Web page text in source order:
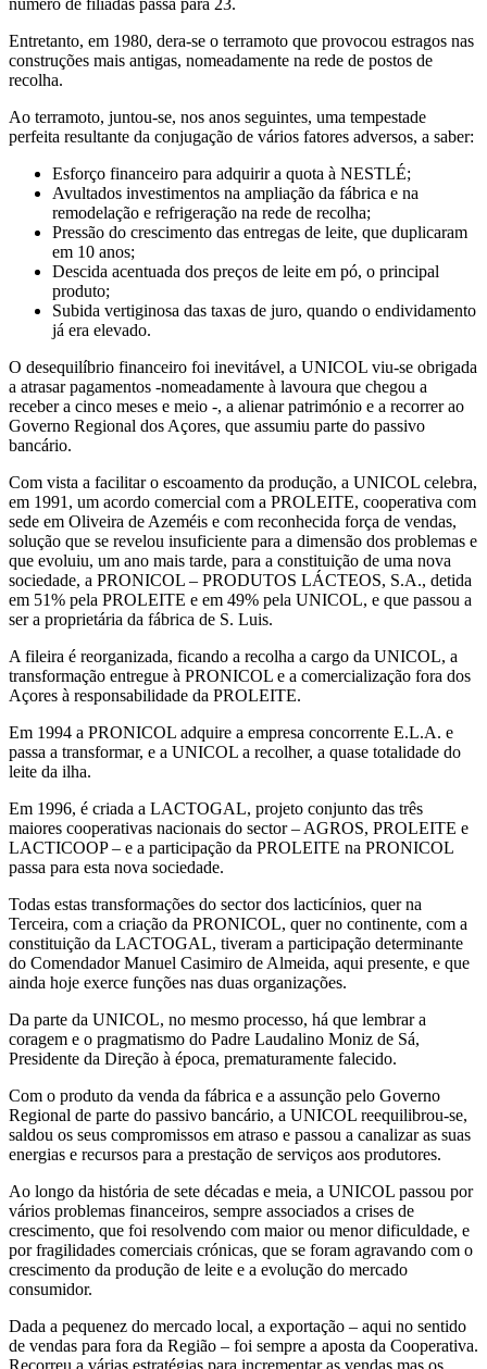
Entretanto, em 1980, dera-se o terramoto que provocou estragos nas
construções mais antigas, nomeadamente na rede de postos de
recolha.
Ao terramoto, juntou-se, nos anos seguintes, uma tempestade
perfeita resultante da conjugação de vários fatores adversos, a saber:
Esforço financeiro para adquirir a quota à NESTLÉ;
Avultados investimentos na ampliação da fábrica e na
remodelação e refrigeração na rede de recolha;
Pressão do crescimento das entregas de leite, que duplicaram
em 10 anos;
Descida acentuada dos preços de leite em pó, o principal
produto;
Subida vertiginosa das taxas de juro, quando o endividamento
já era elevado.
O desequilíbrio financeiro foi inevitável, a UNICOL viu-se obrigada
a atrasar pagamentos -nomeadamente à lavoura que chegou a
receber a cinco meses e meio -, a alienar património e a recorrer ao
Governo Regional dos Açores, que assumiu parte do passivo
bancário.
Com vista a facilitar o escoamento da produção, a UNICOL celebra,
em 1991, um acordo comercial com a PROLEITE, cooperativa com
sede em Oliveira de Azeméis e com reconhecida força de vendas,
solução que se revelou insuficiente para a dimensão dos problemas e
que evoluiu, um ano mais tarde, para a constituição de uma nova
sociedade, a PRONICOL – PRODUTOS LÁCTEOS, S.A., detida
em 51% pela PROLEITE e em 49% pela UNICOL, e que passou a
ser a proprietária da fábrica de S. Luis.
A fileira é reorganizada, ficando a recolha a cargo da UNICOL, a
transformação entregue à PRONICOL e a comercialização fora dos
Açores à responsabilidade da PROLEITE.
Em 1994 a PRONICOL adquire a empresa concorrente E.L.A. e
passa a transformar, e a UNICOL a recolher, a quase totalidade do
leite da ilha.
Em 1996, é criada a LACTOGAL, projeto conjunto das três
maiores cooperativas nacionais do sector – AGROS, PROLEITE e
LACTICOOP – e a participação da PROLEITE na PRONICOL
passa para esta nova sociedade.
Todas estas transformações do sector dos lacticínios, quer na
Terceira, com a criação da PRONICOL, quer no continente, com a
constituição da LACTOGAL, tiveram a participação determinante
do Comendador Manuel Casimiro de Almeida, aqui presente, e que
ainda hoje exerce funções nas duas organizações.
Da parte da UNICOL, no mesmo processo, há que lembrar a
coragem e o pragmatismo do Padre Laudalino Moniz de Sá,
Presidente da Direção à época, prematuramente falecido.
Com o produto da venda da fábrica e a assunção pelo Governo
Regional de parte do passivo bancário, a UNICOL reequilibrou-se,
saldou os seus compromissos em atraso e passou a canalizar as suas
energias e recursos para a prestação de serviços aos produtores.
Ao longo da história de sete décadas e meia, a UNICOL passou por
vários problemas financeiros, sempre associados a crises de
crescimento, que foi resolvendo com maior ou menor dificuldade, e
por fragilidades comerciais crónicas, que se foram agravando com o
crescimento da produção de leite e a evolução do mercado
consumidor.
Dada a pequenez do mercado local, a exportação – aqui no sentido
de vendas para fora da Região – foi sempre a aposta da Cooperativa.
Recorreu a várias estratégias para incrementar as vendas mas os